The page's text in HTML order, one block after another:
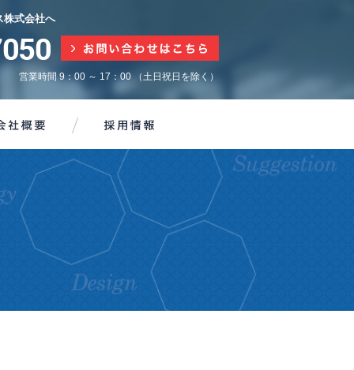
株式会社へ
営業時間 9：00 ～ 17：00 （土日祝日を除く）